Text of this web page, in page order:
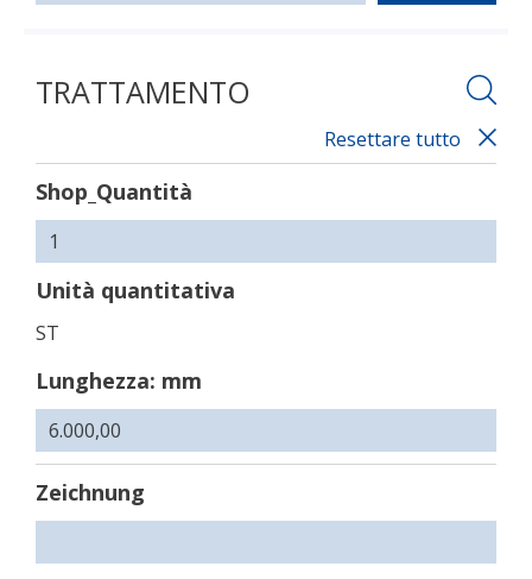
EN ISO 683-2, EN 10060
warmgewalzt, vergütet
Lunghezza: 6,000.00 mm
TRATTAMENTO
Resettare tutto
Shop_Quantità
Unità quantitativa
ST
Lunghezza: mm
Zeichnung